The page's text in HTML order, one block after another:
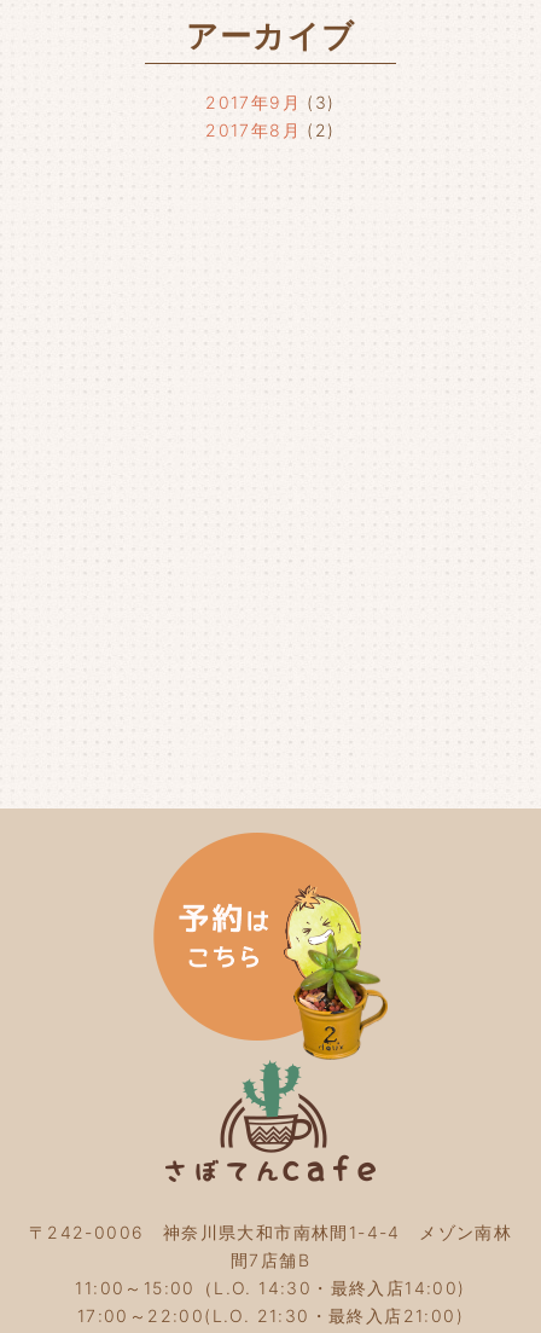
アーカイブ
2017年9月 (3)
2017年8月 (2)
〒242-0006 神奈川県大和市南林間1-4-4 メゾン南林
間7店舗B
11:00～15:00（L.O. 14:30・最終入店14:00)
17:00～22:00(L.O. 21:30・最終入店21:00)